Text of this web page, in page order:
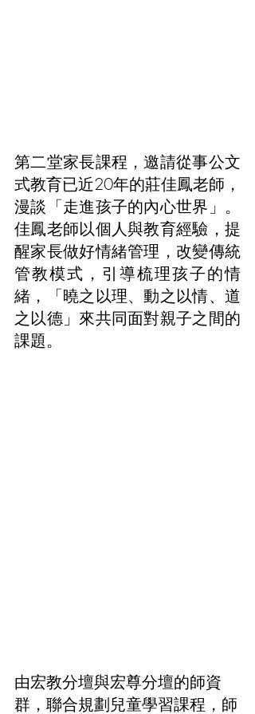
第二堂家長課程，邀請從事公文
式教育已近20年的莊佳鳳老師，
漫談「走進孩子的內心世界」。
佳鳳老師以個人與教育經驗，提
醒家長做好情緒管理，改變傳統
管教模式，引導梳理孩子的情
緒，「曉之以理、動之以情、道
之以德」來共同面對親子之間的
課題。
由宏教分壇與宏尊分壇的師資
群，聯合規劃兒童學習課程，師